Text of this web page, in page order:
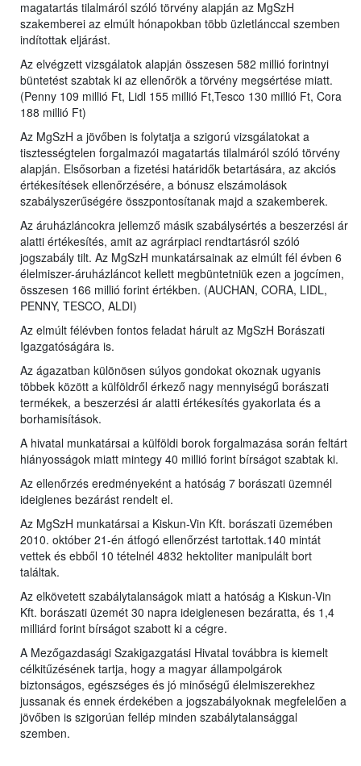
magatartás tilalmáról szóló törvény alapján az MgSzH
szakemberei az elmúlt hónapokban több üzletlánccal szemben
indítottak eljárást.
Az elvégzett vizsgálatok alapján összesen 582 millió forintnyi
büntetést szabtak ki az ellenőrök a törvény megsértése miatt.
(Penny 109 millió Ft, Lidl 155 millió Ft,Tesco 130 millió Ft, Cora
188 millió Ft)
Az MgSzH a jövőben is folytatja a szigorú vizsgálatokat a
tisztességtelen forgalmazói magatartás tilalmáról szóló törvény
alapján. Elsősorban a fizetési határidők betartására, az akciós
értékesítések ellenőrzésére, a bónusz elszámolások
szabályszerűségére összpontosítanak majd a szakemberek.
Az áruházláncokra jellemző másik szabálysértés a beszerzési ár
alatti értékesítés, amit az agrárpiaci rendtartásról szóló
jogszabály tilt. Az MgSzH munkatársainak az elmúlt fél évben 6
élelmiszer-áruházláncot kellett megbüntetniük ezen a jogcímen,
összesen 166 millió forint értékben. (AUCHAN, CORA, LIDL,
PENNY, TESCO, ALDI)
Az elmúlt félévben fontos feladat hárult az MgSzH Borászati
Igazgatóságára is.
Az ágazatban különösen súlyos gondokat okoznak ugyanis
többek között a külföldről érkező nagy mennyiségű borászati
termékek, a beszerzési ár alatti értékesítés gyakorlata és a
borhamisítások.
A hivatal munkatársai a külföldi borok forgalmazása során feltárt
hiányosságok miatt mintegy 40 millió forint bírságot szabtak ki.
Az ellenőrzés eredményeként a hatóság 7 borászati üzemnél
ideiglenes bezárást rendelt el.
Az MgSzH munkatársai a Kiskun-Vin Kft. borászati üzemében
2010. október 21-én átfogó ellenőrzést tartottak.140 mintát
vettek és ebből 10 tételnél 4832 hektoliter manipulált bort
találtak.
Az elkövetett szabálytalanságok miatt a hatóság a Kiskun-Vin
Kft. borászati üzemét 30 napra ideiglenesen bezáratta, és 1,4
milliárd forint bírságot szabott ki a cégre.
A Mezőgazdasági Szakigazgatási Hivatal továbbra is kiemelt
célkitűzésének tartja, hogy a magyar állampolgárok
biztonságos, egészséges és jó minőségű élelmiszerekhez
jussanak és ennek érdekében a jogszabályoknak megfelelően a
jövőben is szigorúan fellép minden szabálytalansággal
szemben.